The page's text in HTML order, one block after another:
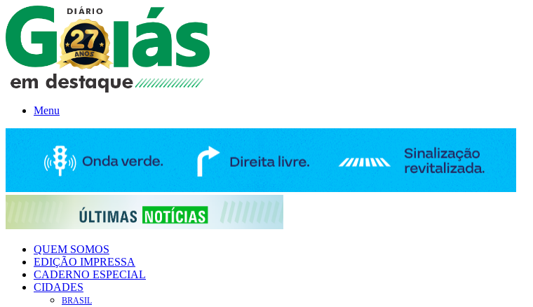
Menu
QUEM SOMOS
EDIÇÃO IMPRESSA
CADERNO ESPECIAL
CIDADES
BRASIL